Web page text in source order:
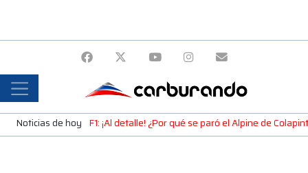
Noticias de hoy F1: ¡Al detalle! ¿Por qué se paró el Alpine de